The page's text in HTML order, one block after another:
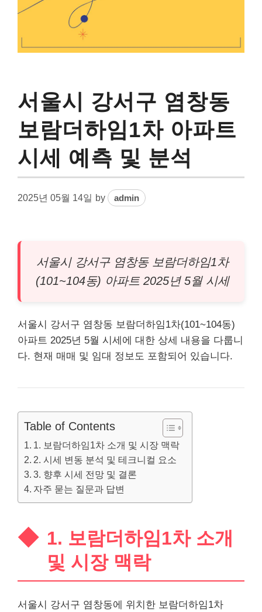
서울시 강서구 염창동
보람더하임1차 아파트
시세 예측 및 분석
2025년 05월 14일 by admin
서울시 강서구 염창동 보람더하임1차
(101~104동) 아파트 2025년 5월 시세
서울시 강서구 염창동 보람더하임1차(101~104동)
아파트 2025년 5월 시세에 대한 상세 내용을 다룹니
다. 현재 매매 및 임대 정보도 포함되어 있습니다.
Table of Contents
1. 보람더하임1차 소개 및 시장 맥락
2. 시세 변동 분석 및 테크니컬 요소
3. 향후 시세 전망 및 결론
자주 묻는 질문과 답변
1. 보람더하임1차 소개
및 시장 맥락
서울시 강서구 염창동에 위치한 보람더하임1차